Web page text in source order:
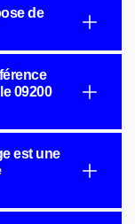
de
09200
est une